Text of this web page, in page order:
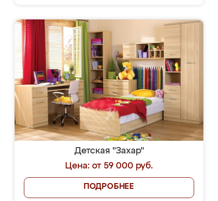
Детская "Захар"
Цена: от 59 000 руб.
ПОДРОБНЕЕ